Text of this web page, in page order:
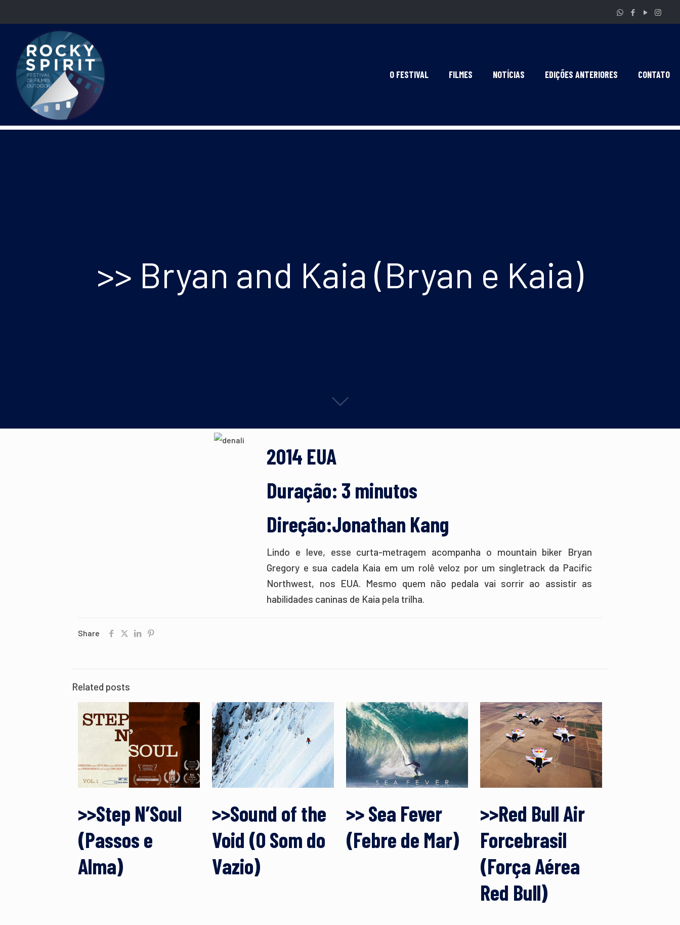
O FESTIVAL FILMES NOTÍCIAS EDIÇÕES ANTERIORES CONTATO
>> Bryan and Kaia (Bryan e Kaia)
2014 EUA
Duração: 3 minutos
Direção:Jonathan Kang
Lindo e leve, esse curta-metragem acompanha o mountain biker Bryan
Gregory e sua cadela Kaia em um rolê veloz por um singletrack da Pacific
Northwest, nos EUA. Mesmo quem não pedala vai sorrir ao assistir as
habilidades caninas de Kaia pela trilha.
Share
Related posts
>>Step N’Soul
(Passos e
Alma)
>>Sound of the
Void (O Som do
Vazio)
>> Sea Fever
(Febre de Mar)
>>Red Bull Air
Forcebrasil
(Força Aérea
Red Bull)